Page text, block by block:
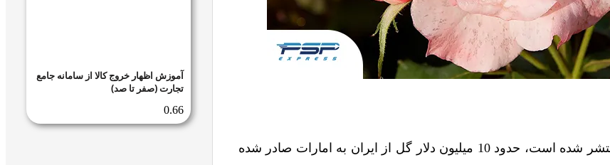
براساس آماری که در سال 1401 منتشر شده است، حدود 10 میلیون دلار گل از ایران به امارات صادر شده
آموزش اظهار خروج کالا از سامانه جامع
تجارت (صفر تا صد)